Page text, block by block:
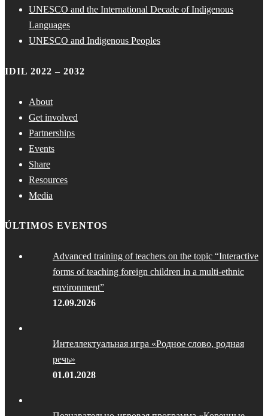
UNESCO and the International Decade of Indigenous
Languages
UNESCO and Indigenous Peoples
IDIL 2022 – 2032
About
Get involved
Partnerships
Events
Share
Resources
Media
ÚLTIMOS EVENTOS
Advanced training of teachers on the topic “Interactive
forms of teaching foreign children in a multi-ethnic
environment”
12.09.2026
Интеллектуальная игра «Родное слово, родная
речь»
01.01.2028